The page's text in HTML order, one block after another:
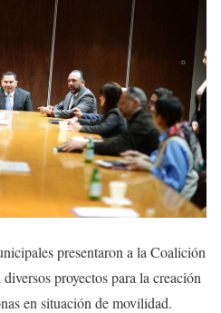
presentaron a la Coalición
proyectos para la creación
en situación de movilidad.